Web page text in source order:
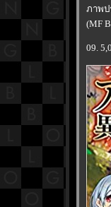
ภาพป
(MF
09.